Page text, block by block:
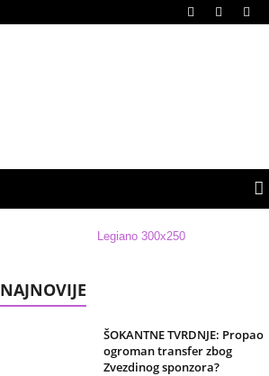
NAJNOVIJE
ŠOKANTNE TVRDNJE: Propao
ogroman transfer zbog
Zvezdinog sponzora?